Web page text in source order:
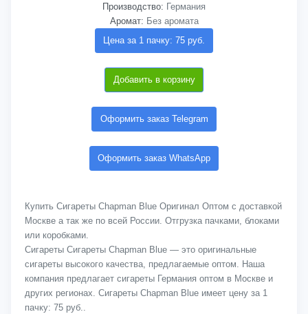
Производство: Германия
Аромат: Без аромата
Цена за 1 пачку: 75 руб.
Добавить в корзину
Оформить заказ Telegram
Оформить заказ WhatsApp
Купить Сигареты Chapman Blue Оригинал Оптом с доставкой
Москве а так же по всей России. Отгрузка пачками, блоками
или коробками.
Сигареты Сигареты Chapman Blue — это оригинальные
сигареты высокого качества, предлагаемые оптом. Наша
компания предлагает сигареты Германия оптом в Москве и
других регионах. Сигареты Chapman Blue имеет цену за 1
пачку: 75 руб..